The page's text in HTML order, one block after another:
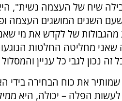
שיח של העצמה נשית",
השנים המושגים העצמה
של לקדש את מי
מחליטה החלטות
נכון לגבי כל עניין
שמותיר את כוח הבחירה
הפלה – יכולה, היא